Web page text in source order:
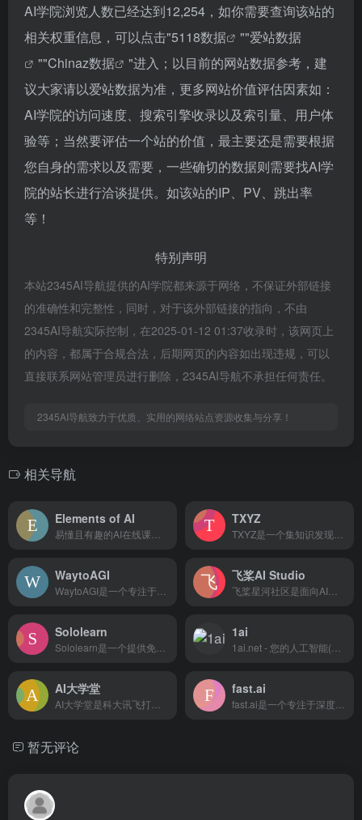
AI学院浏览人数已经达到12,254，如你需要查询该站的
相关权重信息，可以点击"5118数据 ""爱站数据
""Chinaz数据
"进入；以目前的网站数据参考，建
议大家请以爱站数据为准，更多网站价值评估因素如：
AI学院的访问速度、搜索引擎收录以及索引量、用户体
验等；当然要评估一个站的价值，最主要还是需要根据
您自身的需求以及需要，一些确切的数据则需要找AI学
院的站长进行洽谈提供。如该站的IP、PV、跳出率
等！
特别声明
本站2345AI导航提供的AI学院都来源于网络，不保证外部链接
的准确性和完整性，同时，对于该外部链接的指向，不由
2345AI导航实际控制，在2025-01-12 01:37收录时，该网页上
的内容，都属于合规合法，后期网页的内容如出现违规，可以
直接联系网站管理员进行删除，2345AI导航不承担任何责任。
2345AI导航致力于优质、实用的网络站点资源收集与分享！
相关导航
Elements of AI TXYZ
WaytoAGI 飞桨AI Studio
Sololearn 1ai
AI大学堂 fast.ai
暂无评论